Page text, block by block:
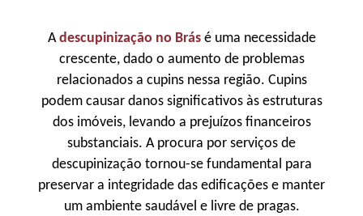
Adescupinização no Brásé uma necessidade
crescente, dado o aumento de problemas
relacionados a cupins nessa região. Cupins
podem causar danos significativos às estruturas
dos imóveis, levando a prejuízos financeiros
substanciais. A procura por serviços de
descupinização tornou-se fundamental para
preservar a integridade das edificações e manter
um ambiente saudável e livre de pragas.